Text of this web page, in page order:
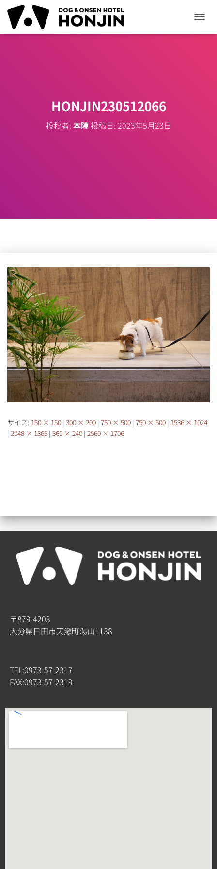
ビ
HONJIN230512066
投稿者: 本陣投稿日: 2023年5月23日
サイズ: 150 × 150 | 300 × 200 | 750 × 500 | 750 × 500 | 1536 × 1024
| 2048 × 1365 | 360 × 240 | 2560 × 1706
〒879-4203
大分県日田市天瀬町湯山1138
TEL:0973-57-2317
FAX:0973-57-2319